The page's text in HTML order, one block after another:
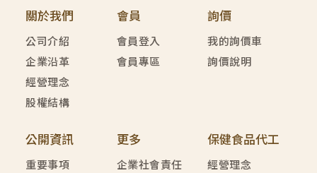
關於我們
公司介紹
企業沿革
經營理念
股權結構
會員
會員登入
會員專區
詢價
我的詢價車
詢價說明
公開資訊
重要事項
更多
企業社會責任
保健食品代工
經營理念